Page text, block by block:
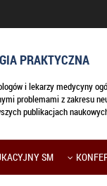
PRAKTYCZNA
i lekarzy medycyny
problemami z zakresu
publikacjach
SM